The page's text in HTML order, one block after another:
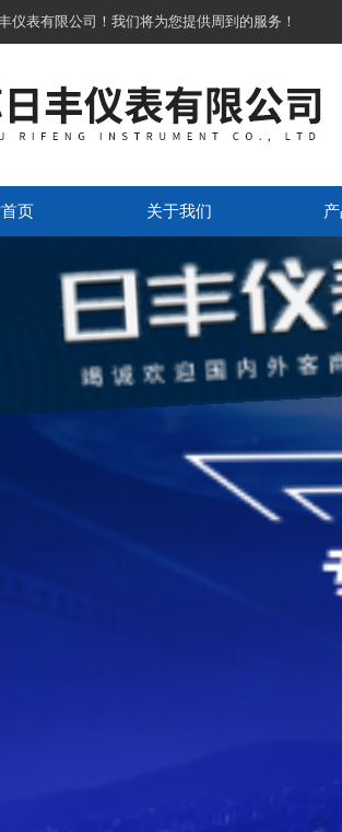
仪表有限公司！我们将为您提供周到的服务！
页 关于我们